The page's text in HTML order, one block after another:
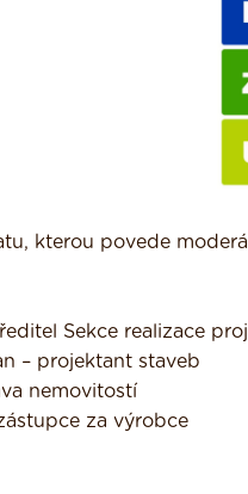
kterou povede
Sekce realizace
– projektant staveb
nemovitostí
za výrobce